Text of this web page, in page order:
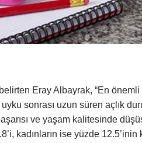
Eray Albayrak, “En
sonrası uzun süren açlık
ve yaşam kalitesinde
kadınların ise yüzde 12.5’inin